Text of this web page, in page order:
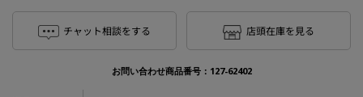
チャット相談をする 店頭在庫を見る
お問い合わせ商品番号： 127-62402